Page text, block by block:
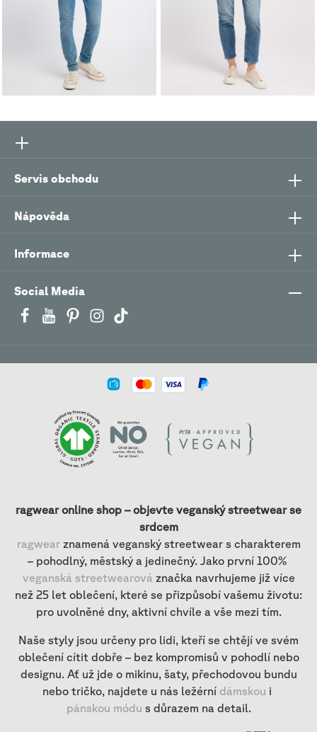
Social Media
Servis obchodu
Nápověda
Informace
ragwear online shop – objevte veganský streetwear se
srdcem
ragwearznamená veganský streetwear s charakterem
– pohodlný, městský a jedinečný. Jako první 100%
veganská streetwearová značka navrhujeme již více
než 25 let oblečení, které se přizpůsobí vašemu životu:
pro uvolněné dny, aktivní chvíle a vše mezi tím.
Naše styly jsou určeny pro lidi, kteří se chtějí ve svém
oblečení cítit dobře – bez kompromisů v pohodlí nebo
designu. Ať už jde o mikinu, šaty, přechodovou bundu
nebo tričko, najdete u nás ležérní dámskou i
pánskou módu s důrazem na detail.